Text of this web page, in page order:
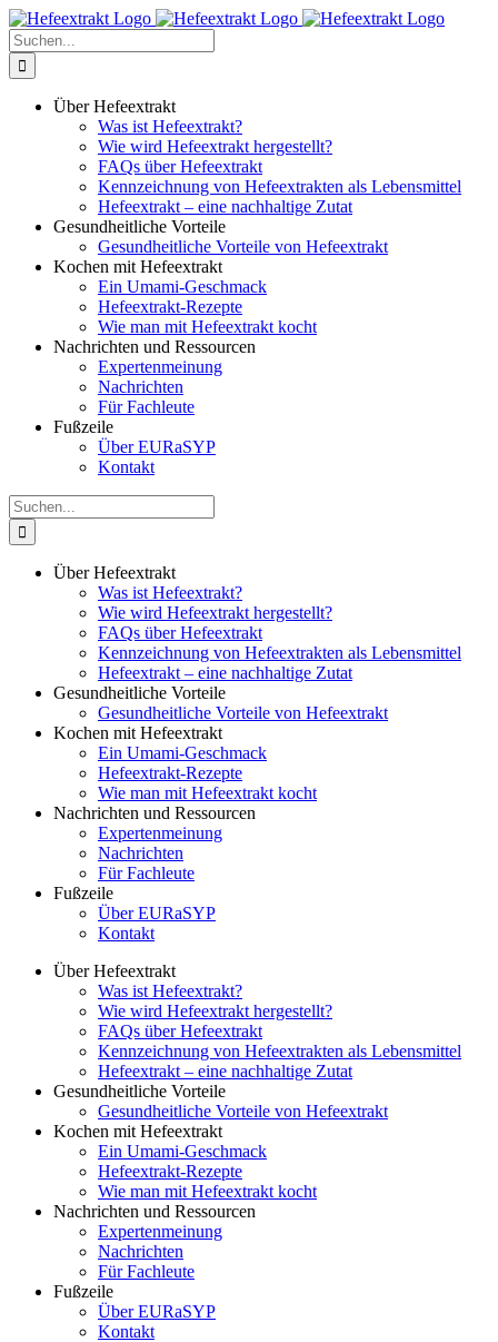
Zum
Inhalt
springen
Suche
nach:
Über Hefeextrakt
Was ist Hefeextrakt?
Wie wird Hefeextrakt hergestellt?
FAQs über Hefeextrakt
Kennzeichnung von Hefeextrakten als Lebensmittel
Hefeextrakt – eine nachhaltige Zutat
Gesundheitliche Vorteile
Gesundheitliche Vorteile von Hefeextrakt
Kochen mit Hefeextrakt
Ein Umami-Geschmack
Hefeextrakt-Rezepte
Wie man mit Hefeextrakt kocht
Nachrichten und Ressourcen
Expertenmeinung
Nachrichten
Für Fachleute
Fußzeile
Über EURaSYP
Kontakt
Suche
nach:
Über Hefeextrakt
Was ist Hefeextrakt?
Wie wird Hefeextrakt hergestellt?
FAQs über Hefeextrakt
Kennzeichnung von Hefeextrakten als Lebensmittel
Hefeextrakt – eine nachhaltige Zutat
Gesundheitliche Vorteile
Gesundheitliche Vorteile von Hefeextrakt
Kochen mit Hefeextrakt
Ein Umami-Geschmack
Hefeextrakt-Rezepte
Wie man mit Hefeextrakt kocht
Nachrichten und Ressourcen
Expertenmeinung
Nachrichten
Für Fachleute
Fußzeile
Über EURaSYP
Kontakt
Über Hefeextrakt
Was ist Hefeextrakt?
Wie wird Hefeextrakt hergestellt?
FAQs über Hefeextrakt
Kennzeichnung von Hefeextrakten als Lebensmittel
Hefeextrakt – eine nachhaltige Zutat
Gesundheitliche Vorteile
Gesundheitliche Vorteile von Hefeextrakt
Kochen mit Hefeextrakt
Ein Umami-Geschmack
Hefeextrakt-Rezepte
Wie man mit Hefeextrakt kocht
Nachrichten und Ressourcen
Expertenmeinung
Nachrichten
Für Fachleute
Fußzeile
Über EURaSYP
Kontakt